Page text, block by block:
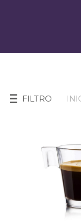
FILTRO